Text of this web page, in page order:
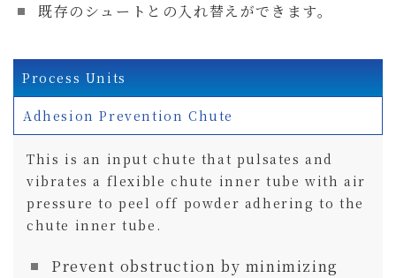
既存のシュートとの入れ替えができます。
Process Units
Adhesion Prevention Chute
This is an input chute that pulsates and
vibrates a flexible chute inner tube with air
pressure to peel off powder adhering to the
chute inner tube.
Prevent obstruction by minimizing